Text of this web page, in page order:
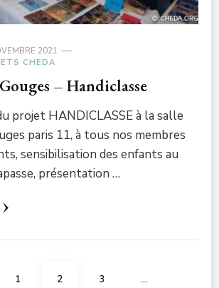
2021
CHEDA
– Handiclasse
projet HANDICLASSE à la salle
paris 11, à tous nos membres
sensibilisation des enfants au
présentation …
PAGE
1 PAGE
2 PAGE
3 …